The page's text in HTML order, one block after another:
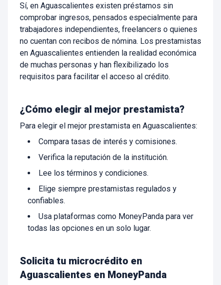
Sí, en Aguascalientes existen préstamos sin
comprobar ingresos, pensados especialmente para
trabajadores independientes, freelancers o quienes
no cuentan con recibos de nómina. Los prestamistas
en Aguascalientes entienden la realidad económica
de muchas personas y han flexibilizado los
requisitos para facilitar el acceso al crédito.
¿Cómo elegir al mejor prestamista?
Para elegir el mejor prestamista en Aguascalientes:
Compara tasas de interés y comisiones.
Verifica la reputación de la institución.
Lee los términos y condiciones.
Elige siempre prestamistas regulados y
confiables.
Usa plataformas como MoneyPanda para ver
todas las opciones en un solo lugar.
Solicita tu microcrédito en
Aguascalientes en MoneyPanda